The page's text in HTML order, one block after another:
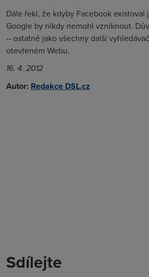
Dále řekl, že kdyby Facebook existoval
Google by nikdy nemohl vzniknout.
-- ostatně jako všechny další
otevřeném Webu.
16. 4. 2012
Autor: Redakce DSL.cz
Sdílejte